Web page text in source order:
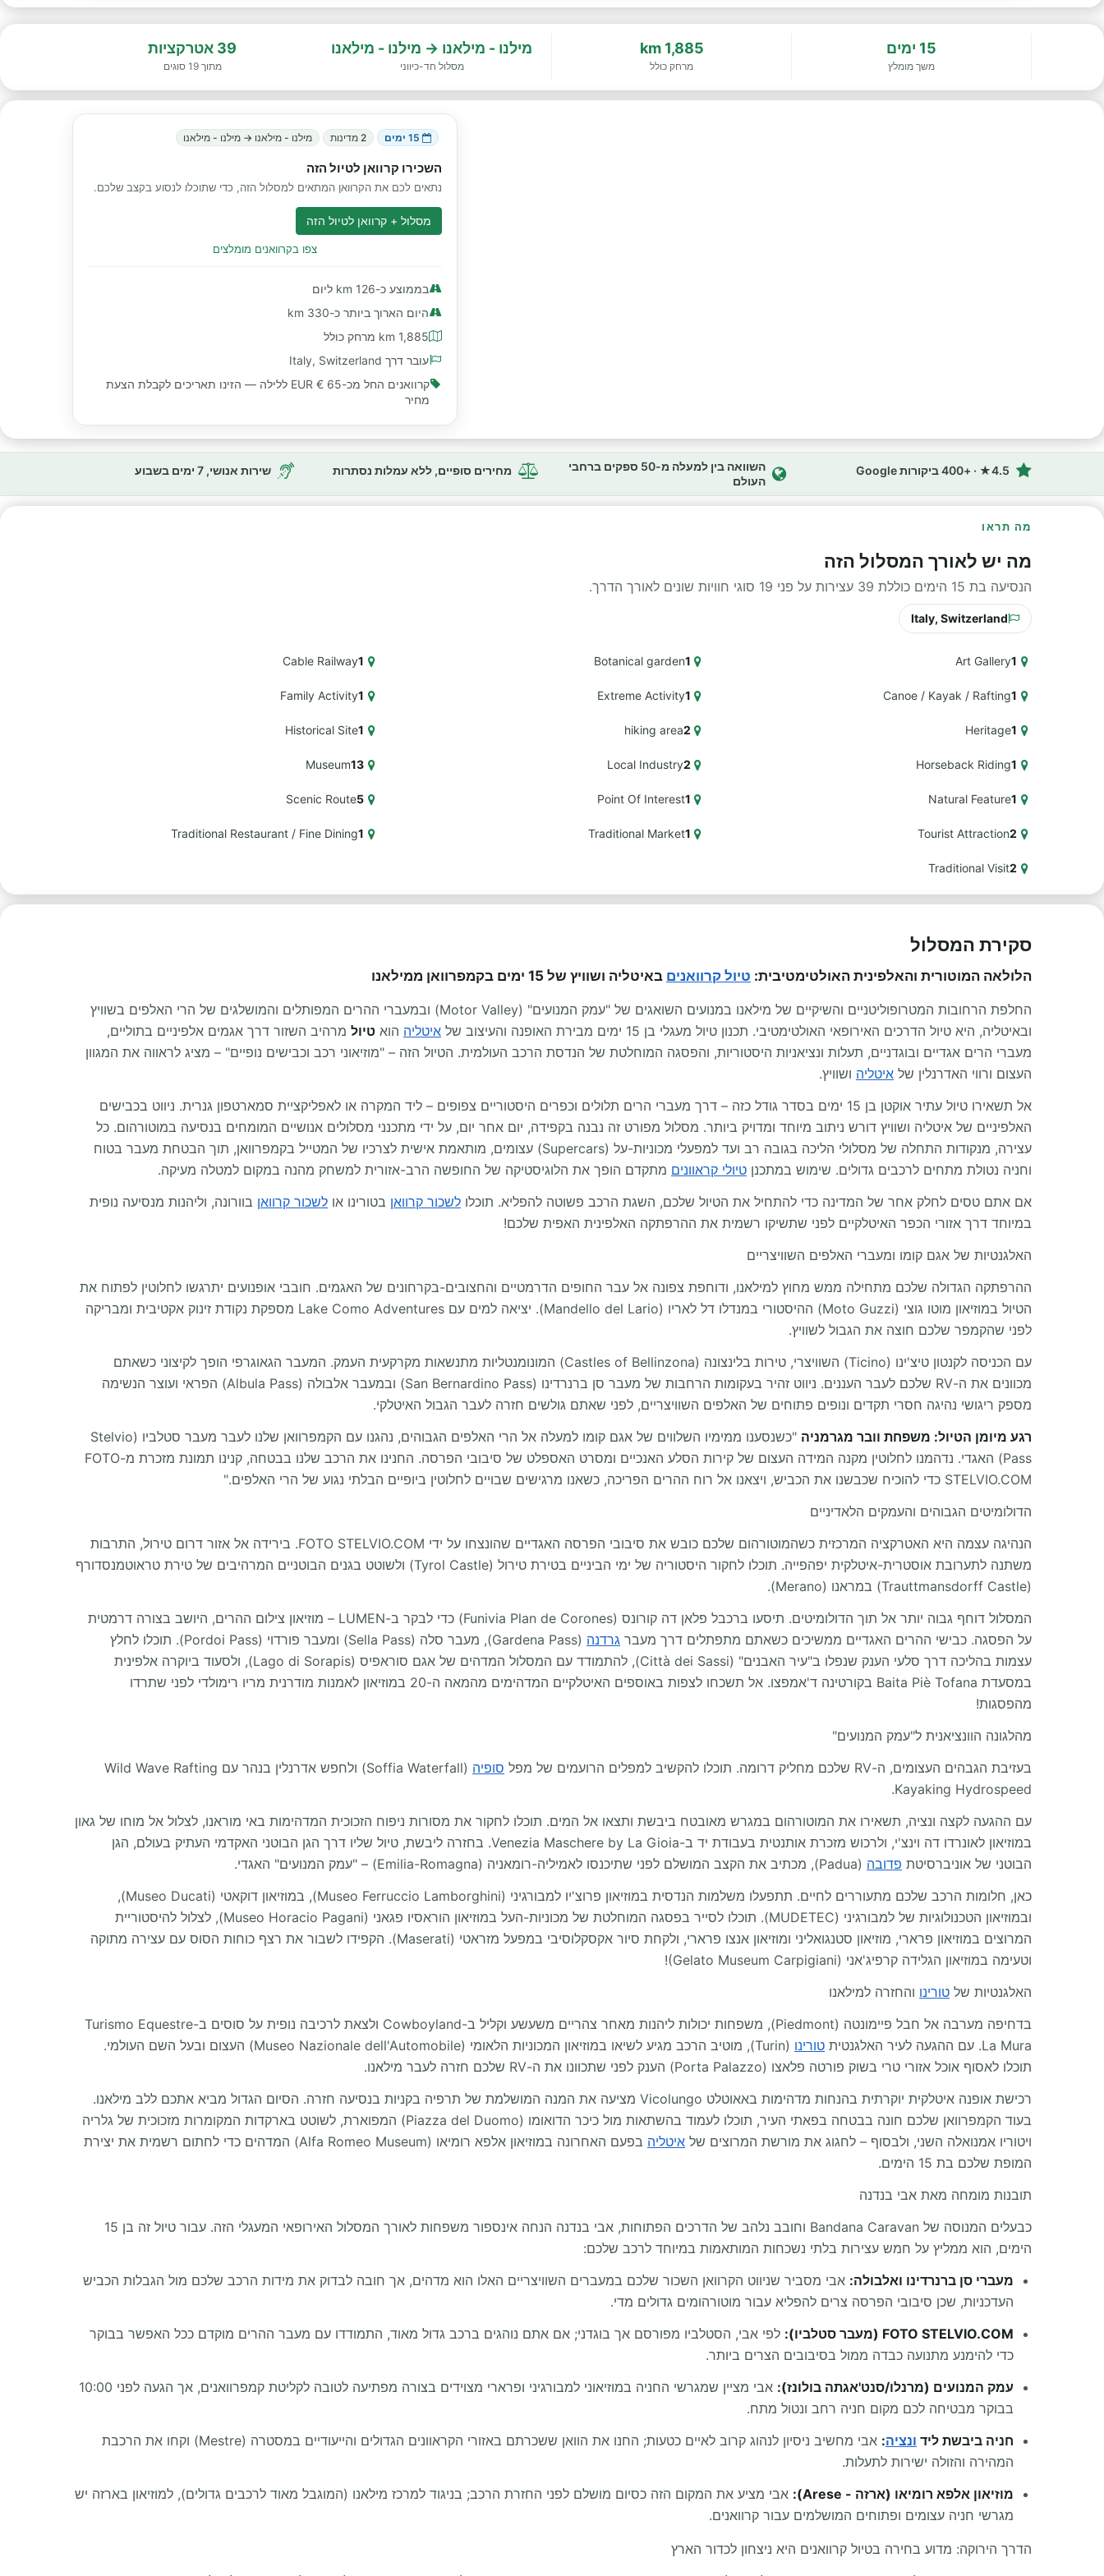
15 ימים
משך מומלץ
1,885 km
מרחק כולל
מילנו - מילאנו → מילנו - מילאנו
מסלול חד-כיווני
39 אטרקציות
מתוך 19 סוגים
15 ימים 2 מדינות מילנו - מילאנו → מילנו - מילאנו
השכירו קרוואן לטיול הזה
נתאים לכם את הקרוואן המתאים למסלול הזה, כדי שתוכלו לנסוע בקצב שלכם.
מסלול + קרוואן לטיול הזה
צפו בקרוואנים מומלצים
בממוצע כ-126 km ליום
היום הארוך ביותר כ-330 km
1,885 km מרחק כולל
עובר דרך Italy, Switzerland
קרוואנים החל מכ-65 € EUR
ללילה — הזינו תאריכים לקבלת הצעת
מחיר
4.5★ · +400 ביקורות Google
השוואה בין למעלה מ-50 ספקים ברחבי
העולם
מחירים סופיים, ללא עמלות נסתרות שירות אנושי, 7 ימים בשבוע
מה תראו
מה יש לאורך המסלול הזה
הנסיעה בת 15 הימים כוללת 39 עצירות על פני 19 סוגי חוויות שונים לאורך הדרך.
Italy, Switzerland
1
Art Gallery
1
Botanical garden
1
Cable Railway
1
Canoe / Kayak / Rafting
1
Extreme Activity
1
Family Activity
1
Heritage
2
hiking area
1
Historical Site
1
Horseback Riding
2
Local Industry
13
Museum
1
Natural Feature
1
Point Of Interest
5
Scenic Route
2
Tourist Attraction
1
Traditional Market
1
Traditional Restaurant / Fine Dining
2
Traditional Visit
סקירת המסלול
הלולאה המוטורית והאלפינית האולטימטיבית: טיול קרוואנים באיטליה ושוויץ של 15 ימים בקמפרוואן ממילאנו
החלפת הרחובות המטרופוליטניים והשיקיים של מילאנו במנועים השואגים של "עמק המנועים" (Motor Valley) ובמעברי ההרים המפותלים והמושלגים של הרי האלפים בשוויץ
ובאיטליה, היא טיול הדרכים האירופאי האולטימטיבי. תכנון טיול מעגלי בן 15 ימים מבירת האופנה והעיצוב של
איטליה הוא טיול מרהיב השזור דרך אגמים אלפיניים בתוליים,
מעברי הרים אגדיים ובוגדניים, תעלות ונציאניות היסטוריות, והפסגה המוחלטת של הנדסת הרכב העולמית. הטיול הזה – "מוזיאוני רכב וכבישים נופיים" – מציג לראווה את המגוון
העצום ורווי האדרנלין של איטליה ושוויץ.
אל תשאירו טיול עתיר אוקטן בן 15 ימים בסדר גודל כזה – דרך מעברי הרים תלולים וכפרים היסטוריים צפופים – ליד המקרה או לאפליקציית סמארטפון גנרית. ניווט בכבישים
האלפיניים של איטליה ושוויץ דורש ניתוב מיוחד ומדויק ביותר. מסלול מפורט זה נבנה בקפידה, יום אחר יום, על ידי מתכנני מסלולים אנושיים המומחים בנסיעה במוטורהום. כל
עצירה, מנקודות התחלה של מסלולי הליכה בגובה רב ועד למפעלי מכוניות-על (Supercars) עצומים, מותאמת אישית לצרכיו של המטייל בקמפרוואן, תוך הבטחת מעבר בטוח
וחניה נטולת מתחים לרכבים גדולים. שימוש במתכנן טיולי קראוונים מתקדם הופך את הלוגיסטיקה של החופשה הרב-אזורית למשחק מהנה במקום למטלה מעיקה.
אם אתם טסים לחלק אחר של המדינה כדי להתחיל את הטיול שלכם, השגת הרכב פשוטה להפליא. תוכלו לשכור קרוואן בטורינו או לשכור קרוואן בוורונה, וליהנות מנסיעה נופית
במיוחד דרך אזורי הכפר האיטלקיים לפני שתשיקו רשמית את ההרפתקה האלפינית האפית שלכם!
האלגנטיות של אגם קומו ומעברי האלפים השוויצריים
ההרפתקה הגדולה שלכם מתחילה ממש מחוץ למילאנו, ודוחפת צפונה אל עבר החופים הדרמטיים והחצובים-בקרחונים של האגמים. חובבי אופנועים יתרגשו לחלוטין לפתוח את
הטיול במוזיאון מוטו גוצי (Moto Guzzi) ההיסטורי במנדלו דל לאריו (Mandello del Lario). יציאה למים עם Lake Como Adventures מספקת נקודת זינוק אקטיבית ומבריקה
לפני שהקמפר שלכם חוצה את הגבול לשוויץ.
עם הכניסה לקנטון טיצ'ינו (Ticino) השוויצרי, טירות בלינצונה (Castles of Bellinzona) המונומנטליות מתנשאות מקרקעית העמק. המעבר הגאוגרפי הופך לקיצוני כשאתם
מכוונים את ה-RV שלכם לעבר העננים. ניווט זהיר בעקומות הרחבות של מעבר סן ברנרדינו (San Bernardino Pass) ובמעבר אלבולה (Albula Pass) הפראי ועוצר הנשימה
מספק ריגושי נהיגה חסרי תקדים ונופים פתוחים של האלפים השוויצריים, לפני שאתם גולשים חזרה לעבר הגבול האיטלקי.
רגע מיומן הטיול: משפחת וובר מגרמניה
"כשנסענו ממימיו השלווים של אגם קומו למעלה אל הרי האלפים הגבוהים, נהגנו עם הקמפרוואן שלנו לעבר מעבר סטלביו (Stelvio
Pass) האגדי. נדהמנו לחלוטין מקנה המידה העצום של קירות הסלע האנכיים ומסרט האספלט של סיבובי הפרסה. החנינו את הרכב שלנו בבטחה, קנינו תמונת מזכרת מ-FOTO
STELVIO.COM כדי להוכיח שכבשנו את הכביש, ויצאנו אל רוח ההרים הפריכה, כשאנו מרגישים שבויים לחלוטין ביופיים הבלתי נגוע של הרי האלפים."
הדולומיטים הגבוהים והעמקים הלאדיניים
הנהיגה עצמה היא האטרקציה המרכזית כשהמוטורהום שלכם כובש את סיבובי הפרסה האגדיים שהונצחו על ידי FOTO STELVIO.COM. בירידה אל אזור דרום טירול, התרבות
משתנה לתערובת אוסטרית-איטלקית יפהפייה. תוכלו לחקור היסטוריה של ימי הביניים בטירת טירול (Tyrol Castle) ולשוטט בגנים הבוטניים המרהיבים של טירת טראוטמנסדורף
(Trauttmansdorff Castle) במראנו (Merano).
המסלול דוחף גבוה יותר אל תוך הדולומיטים. תיסעו ברכבל פלאן דה קורונס (Funivia Plan de Corones) כדי לבקר ב-LUMEN – מוזיאון צילום ההרים, היושב בצורה דרמטית
על הפסגה. כבישי ההרים האגדיים ממשיכים כשאתם מתפתלים דרך מעבר גרדנה
(Gardena Pass), מעבר סלה (Sella Pass) ומעבר פורדוי (Pordoi Pass). תוכלו לחלץ
עצמות בהליכה דרך סלעי הענק שנפלו ב"עיר האבנים" (Città dei Sassi), להתמודד עם המסלול המדהים של אגם סוראפיס (Lago di Sorapis), ולסעוד ביוקרה אלפינית
במסעדת Baita Piè Tofana בקורטינה ד'אמפצו. אל תשכחו לצפות באוספים האיטלקיים המדהימים מהמאה ה-20 במוזיאון לאמנות מודרנית מריו רימולדי לפני שתרדו
מהפסגות!
מהלגונה הוונציאנית ל"עמק המנועים"
בעזיבת הגבהים העצומים, ה-RV שלכם מחליק דרומה. תוכלו להקשיב למפלים הרועמים של מפל
סופיה
(Soffia Waterfall) ולחפש אדרנלין בנהר עם Wild Wave Rafting
Kayaking Hydrospeed.
עם ההגעה לקצה ונציה, תשאירו את המוטורהום במגרש מאובטח ביבשת ותצאו אל המים. תוכלו לחקור את מסורות ניפוח הזכוכית המדהימות באי מוראנו, לצלול אל מוחו של גאון
במוזיאון לאונרדו דה וינצ'י, ולרכוש מזכרת אותנטית בעבודת יד ב-Venezia Maschere by La Gioia. בחזרה ליבשת, טיול שליו דרך הגן הבוטני האקדמי העתיק בעולם, הגן
הבוטני של אוניברסיטת פדובה (Padua), מכתיב את הקצב המושלם לפני שתיכנסו לאמיליה-רומאניה (Emilia-Romagna) – "עמק המנועים" האגדי.
כאן, חלומות הרכב שלכם מתעוררים לחיים. תתפעלו משלמות הנדסית במוזיאון פרוצ'יו למבורגיני (Museo Ferruccio Lamborghini), במוזיאון דוקאטי (Museo Ducati),
ובמוזיאון הטכנולוגיות של למבורגיני (MUDETEC). תוכלו לסייר בפסגה המוחלטת של מכוניות-העל במוזיאון הוראסיו פגאני (Museo Horacio Pagani), לצלול להיסטוריית
המרוצים במוזיאון פרארי, מוזיאון סטנגואליני ומוזיאון אנצו פרארי, ולקחת סיור אקסקלוסיבי במפעל מזראטי (Maserati). הקפידו לשבור את רצף כוחות הסוס עם עצירה מתוקה
וטעימה במוזיאון הגלידה קרפיג'אני (Gelato Museum Carpigiani)!
האלגנטיות של טורינו והחזרה למילאנו
בדחיפה מערבה אל חבל פיימונטה (Piedmont), משפחות יכולות ליהנות מאחר צהריים משעשע וקליל ב-Cowboyland ולצאת לרכיבה נופית על סוסים ב-Turismo Equestre
La Mura. עם ההגעה לעיר האלגנטית
טורינו
(Turin), מוטיב הרכב מגיע לשיאו במוזיאון המכוניות הלאומי (Museo Nazionale dell'Automobile) העצום ובעל השם העולמי.
תוכלו לאסוף אוכל אזורי טרי בשוק פורטה פלאצו (Porta Palazzo) הענק לפני שתכוונו את ה-RV שלכם חזרה לעבר מילאנו.
רכישת אופנה איטלקית יוקרתית בהנחות מדהימות באאוטלט Vicolungo מציעה את המנה המושלמת של תרפיה בקניות בנסיעה חזרה. הסיום הגדול מביא אתכם ללב מילאנו.
בעוד הקמפרוואן שלכם חונה בבטחה בפאתי העיר, תוכלו לעמוד בהשתאות מול כיכר הדואומו (Piazza del Duomo) המפוארת, לשוטט בארקדות המקומרות מזכוכית של גלריה
ויטוריו אמנואלה השני, ולבסוף – לחגוג את מורשת המרוצים של איטליה
בפעם האחרונה במוזיאון אלפא רומיאו (Alfa Romeo Museum) המדהים כדי לחתום רשמית את יצירת
המופת שלכם בת 15 הימים.
תובנות מומחה מאת אבי בנדנה
כבעלים המנוסה של Bandana Caravan וחובב נלהב של הדרכים הפתוחות, אבי בנדנה הנחה אינספור משפחות לאורך המסלול האירופאי המעגלי הזה. עבור טיול זה בן 15
הימים, הוא ממליץ על חמש עצירות בלתי נשכחות המותאמות במיוחד לרכב שלכם:
מעברי סן ברנרדינו ואלבולה: אבי מסביר שניווט הקרוואן השכור שלכם במעברים השוויצריים האלו הוא מדהים, אך חובה לבדוק את מידות הרכב שלכם מול הגבלות הכביש
העדכניות, שכן סיבובי הפרסה צרים להפליא עבור מוטורהומים גדולים מדי.
FOTO STELVIO.COM (מעבר סטלביו):
לפי אבי, הסטלביו מפורסם אך בוגדני; אם אתם נוהגים ברכב גדול מאוד, התמודדו עם מעבר ההרים מוקדם ככל האפשר בבוקר
כדי להימנע מתנועה כבדה ממול בסיבובים הצרים ביותר.
עמק המנועים (מרנלו/סנט'אגתה בולונז):
אבי מציין שמגרשי החניה במוזיאוני למבורגיני ופרארי מצוידים בצורה מפתיעה לטובה לקליטת קמפרוואנים, אך הגעה לפני 10:00
בבוקר מבטיחה לכם מקום חניה רחב ונטול מתח.
חניה ביבשת ליד ונציה:
אבי מחשיב ניסיון לנהוג קרוב לאיים כטעות; החנו את הוואן ששכרתם באזורי הקראוונים הגדולים והייעודיים במסטרה (Mestre) וקחו את הרכבת
המהירה והזולה ישירות לתעלות.
מוזיאון אלפא רומיאו (ארזה - Arese):
אבי מציע את המקום הזה כסיום מושלם לפני החזרת הרכב; בניגוד למרכז מילאנו (המוגבל מאוד לרכבים גדולים), למוזיאון בארזה יש
מגרשי חניה עצומים ופתוחים המושלמים עבור קרוואנים.
הדרך הירוקה: מדוע בחירה בטיול קרוואנים היא ניצחון לכדור הארץ